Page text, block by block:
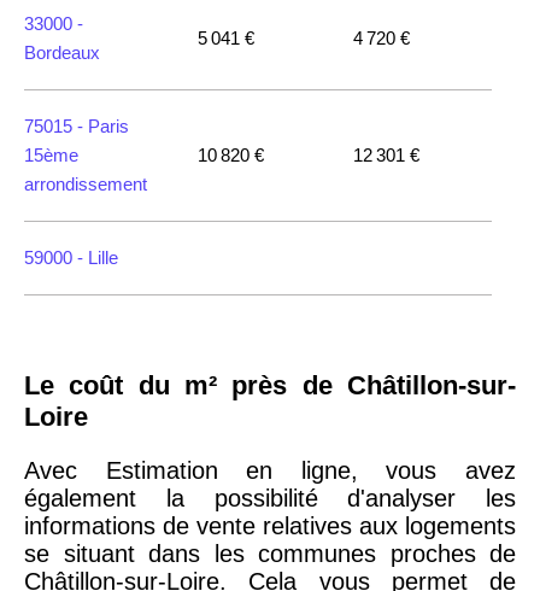
33000 -
Bordeaux
5 041 € 4 720 €
75015 - Paris
15ème
arrondissement
10 820 € 12 301 €
59000 - Lille
75018 -
arrondissement
75020 -Paris
20ème
9 623 € 11 141 €
Le coût du m² près de Châtillon-sur-
Loire
Avec Estimation en ligne, vous avez
également la possibilité d'analyser les
informations de vente relatives aux logements
se situant dans les communes proches de
Châtillon-sur-Loire. Cela vous permet de